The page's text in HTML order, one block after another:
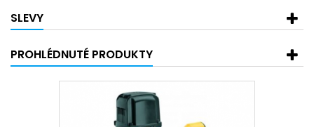
SLEVY
PROHLÉDNUTÉ PRODUKTY